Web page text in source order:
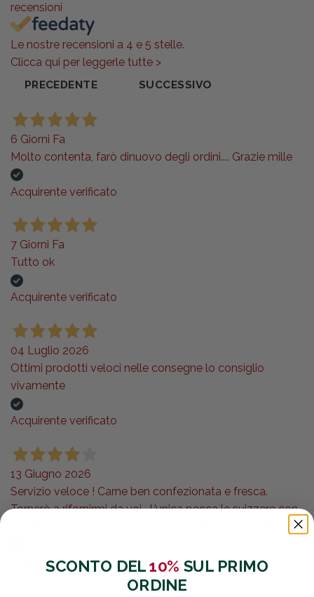
recensioni
Le nostre recensioni a 4 e 5 stelle.
Clicca qui per leggerle tutte >
PRECEDENTE
SUCCESSIVO
6 Giorni Fa
Molto contenta, farò dinuovo degli ordini.... Grazie mille
Acquirente verificato
7 Giorni Fa
Tutto ok
Acquirente verificato
04 Luglio 2026
Ottimi prodotti veloci nelle consegne lo consiglio
vivamente
Acquirente verificato
13 Giugno 2026
Servizio veloce ! Carne ben confezionata e fresca.
Tornerò a rifornirmi da voi . L’unica pecca le svizzere con
Acquirente verificato
SCONTO DEL10% SUL PRIMO
ORDINE